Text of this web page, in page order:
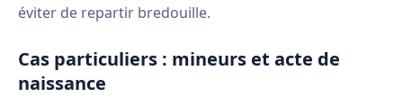
éviter de repartir bredouille.
Cas particuliers : mineurs et acte de
naissance